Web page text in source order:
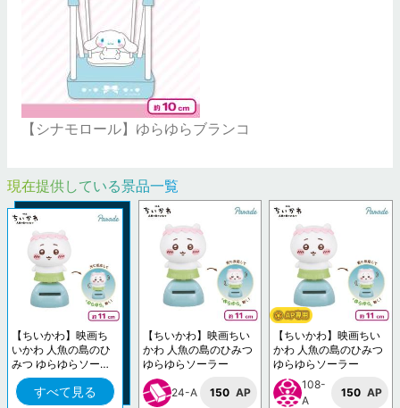
【シナモロール】ゆらゆらブランコ
現在提供している景品一覧
【ちいかわ】映画ち
いかわ 人魚の島のひ
みつ ゆらゆらソーラ
ー
すべて見る
【ちいかわ】映画ちい
かわ 人魚の島のひみつ
ゆらゆらソーラー
24-A 150 AP
【ちいかわ】映画ちい
かわ 人魚の島のひみつ
ゆらゆらソーラー
108-
A
150 AP